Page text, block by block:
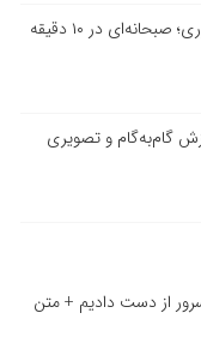
در ۱۰ دقیقه
گام‌به‌گام و تصویری
از دست دادیم + متن